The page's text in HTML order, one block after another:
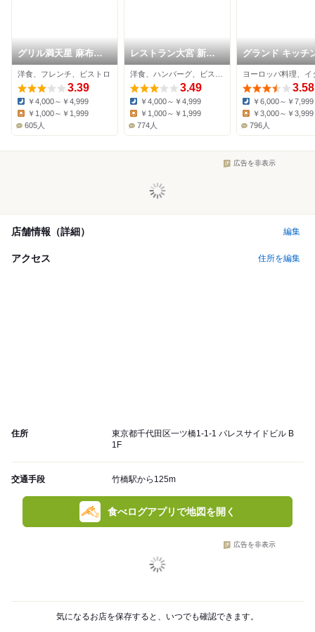
グリル満天星 麻布十
番 丸ビル店
洋食、フレンチ、ビストロ
3.39
Dinner:
￥4,000～￥4,999
￥1,000～￥1,999
605人
レストラン大宮 新丸
ビル店
3.49
Dinner:
￥4,000～￥4,999
￥1,000～￥1,999
774人
グランド キッチ
3.58
Dinner:
￥6,000～￥7,999
￥3,000～￥3,999
796人
広告を非表示
店舗情報（詳細） 編集
アクセス 住所を編集
住所
東京都千代田区一ツ橋1-1-1 パレスサイドビル B
1F
交通手段 竹橋駅から125m
食べログアプリで地図を開く
広告を非表示
気になるお店を保存すると、いつでも確認できます。